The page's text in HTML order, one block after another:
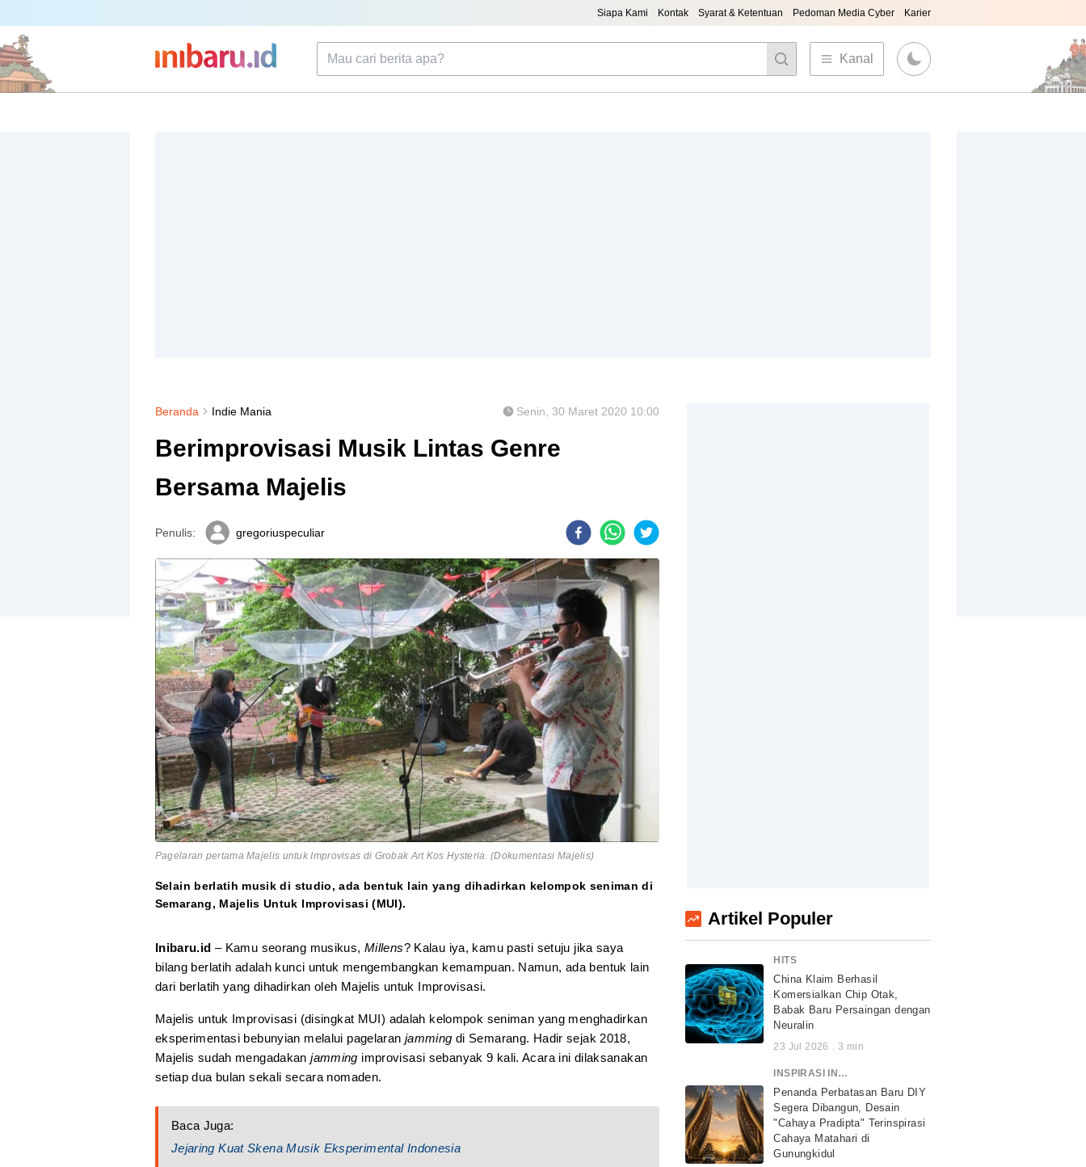
Siapa Kami Kontak Syarat & Ketentuan Pedoman Media Cyber Karier
Kanal
Beranda Indie Mania Senin, 30 Maret 2020 10:00
Berimprovisasi Musik Lintas Genre
Bersama Majelis
Penulis: gregoriuspeculiar
Pagelaran pertama Majelis untuk Improvisas di Grobak Art Kos Hysteria. (Dokumentasi Majelis)
Selain berlatih musik di studio, ada bentuk lain yang dihadirkan kelompok seniman di
Semarang, Majelis Untuk Improvisasi (MUI).
Inibaru.id – Kamu seorang musikus, Millens? Kalau iya, kamu pasti setuju jika saya
bilang berlatih adalah kunci untuk mengembangkan kemampuan. Namun, ada bentuk lain
dari berlatih yang dihadirkan oleh Majelis untuk Improvisasi.
Majelis untuk Improvisasi (disingkat MUI) adalah kelompok seniman yang menghadirkan
eksperimentasi bebunyian melalui pagelaran jamming di Semarang. Hadir sejak 2018,
Majelis sudah mengadakanjamming improvisasi sebanyak 9 kali. Acara ini dilaksanakan
setiap dua bulan sekali secara nomaden.
Baca Juga:
Jejaring Kuat Skena Musik Eksperimental Indonesia
Artikel Populer
HITS
China Klaim Berhasil
Komersialkan Chip Otak,
Babak Baru Persaingan dengan
Neuralin
23 Jul 2026 . 3 min
INSPIRASI INDONESIA
Penanda Perbatasan Baru DIY
Segera Dibangun, Desain
"Cahaya Pradipta" Terinspirasi
Cahaya Matahari di
Gunungkidul